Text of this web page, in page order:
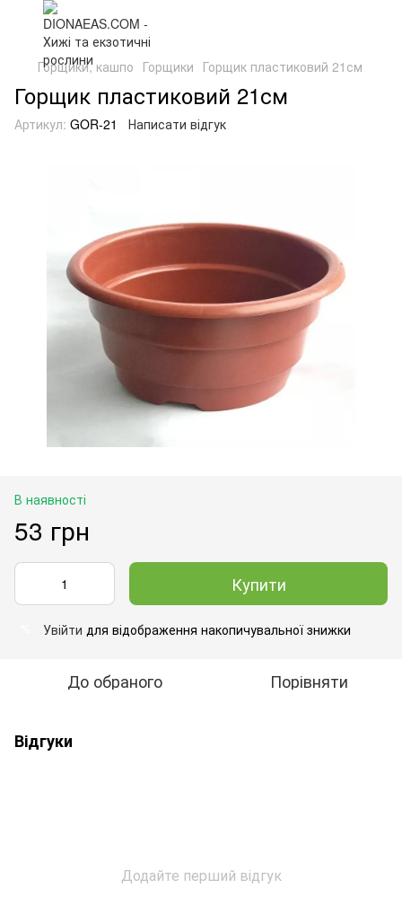
Горщики, кашпо Горщики Горщик пластиковий 21см
Горщик пластиковий 21см
Артикул: GOR-21 Написати відгук
В наявності
53 грн
Купити
Увійти для відображення накопичувальної знижки
До обраного Порівняти
Відгуки
Додайте перший відгук